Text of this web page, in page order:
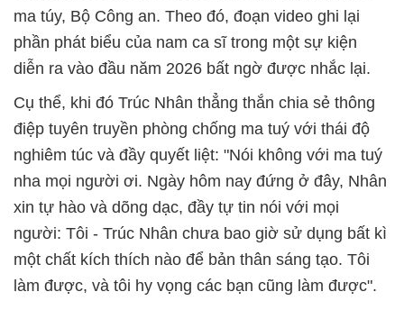
ma túy, Bộ Công an. Theo đó, đoạn video ghi lại
phần phát biểu của nam ca sĩ trong một sự kiện
diễn ra vào đầu năm 2026 bất ngờ được nhắc lại.
Cụ thể, khi đó Trúc Nhân thẳng thắn chia sẻ thông
điệp tuyên truyền phòng chống ma tuý với thái độ
nghiêm túc và đầy quyết liệt: "Nói không với ma tuý
nha mọi người ơi. Ngày hôm nay đứng ở đây, Nhân
xin tự hào và dõng dạc, đầy tự tin nói với mọi
người: Tôi - Trúc Nhân chưa bao giờ sử dụng bất kì
một chất kích thích nào để bản thân sáng tạo. Tôi
làm được, và tôi hy vọng các bạn cũng làm được".